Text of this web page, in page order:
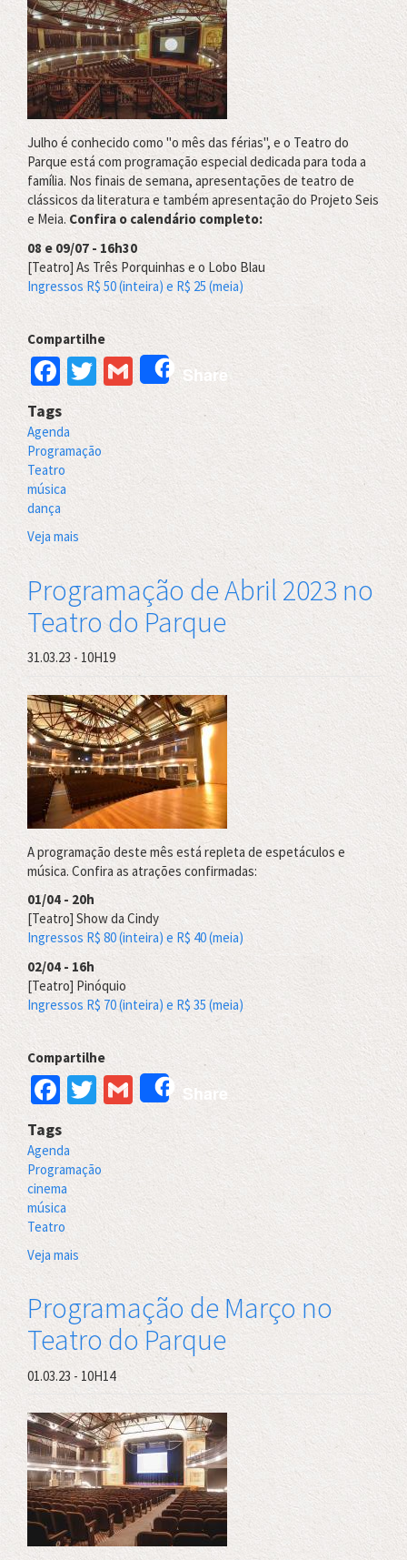
Julho é conhecido como "o mês das férias", e o Teatro do
Parque está com programação especial dedicada para toda a
família. Nos finais de semana, apresentações de teatro de
clássicos da literatura e também apresentação do Projeto Seis
e Meia. Confira o calendário completo:
08 e 09/07 - 16h30
[Teatro] As Três Porquinhas e o Lobo Blau
Ingressos R$ 50 (inteira) e R$ 25 (meia)
Compartilhe
Facebook
TwitterGmailShare
Tags
Agenda
Programação
Teatro
música
dança
Veja mais
Programação
do
Julho
2023
Programação de Abril 2023 no
Teatro do Parque
31.03.23 - 10H19
A programação deste mês está repleta de espetáculos e
música. Confira as atrações confirmadas:
01/04 - 20h
[Teatro] Show da Cindy
Ingressos R$ 80 (inteira) e R$ 40 (meia)
02/04 - 16h
[Teatro] Pinóquio
Ingressos R$ 70 (inteira) e R$ 35 (meia)
Compartilhe
Facebook
TwitterGmailShare
Tags
Agenda
Programação
cinema
música
Teatro
Veja mais sobre
Programação
Abril
2023
no
Teatro
Programação de Março no
Teatro do Parque
01.03.23 - 10H14